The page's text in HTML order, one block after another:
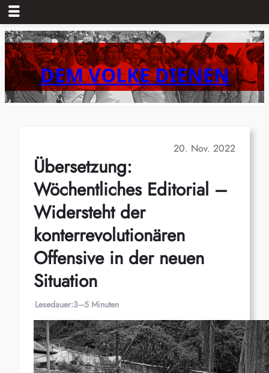
Zum
Inhalt
springenDEM VOLKE DIENEN
20. Nov. 2022
Übersetzung:
Wöchentliches Editorial –
Widersteht der
konterrevolutionären
Offensive in der neuen
Situation
Lesedauer:3–5 Minuten